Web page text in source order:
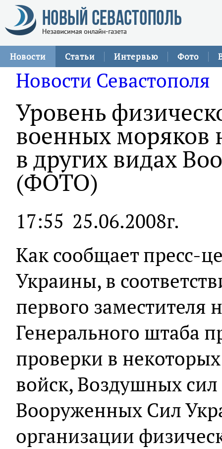
Новости Статьи Интервью Фото
Новости Севастополя
Уровень
военных
в других видах
(ФОТО)
17:55 25.06.2008г.
Как сообщает пресс-
Украины, в
первого заместителя
Генерального штаба
проверки в
войск, Воздушных
Вооруженных Сил
организации